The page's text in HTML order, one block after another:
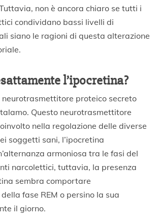
non è ancora chiaro se tutti i
condividano bassi livelli di
siano le ragioni di questa alterazione
l’ipocretina?
neurotrasmettitore proteico secreto
Questo neurotrasmettitore
nella regolazione delle diverse
soggetti sani, l’ipocretina
armoniosa tra le fasi del
narcolettici, tuttavia, la presenza
sembra comportare
fase REM o persino la sua
il giorno.